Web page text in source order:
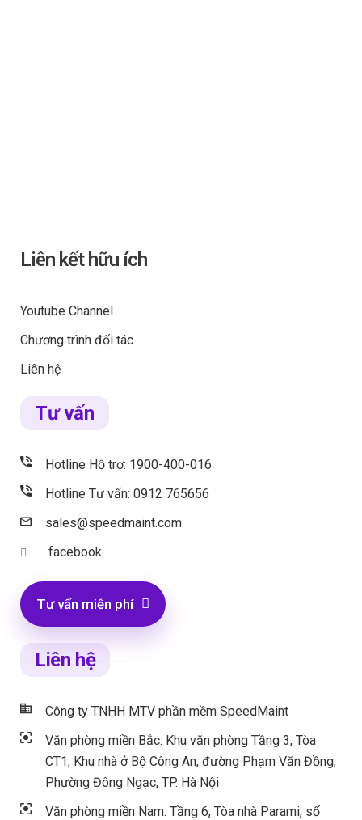
Liên kết hữu ích
Youtube Channel
Chương trình đối tác
Liên hệ
Tư vấn
Hotline Hỗ trợ: 1900-400-016
Hotline Tư vấn: 0912 765656
sales@speedmaint.com
facebook
Tư vấn miễn phí
Liên hệ
Công ty TNHH MTV phần mềm SpeedMaint
Văn phòng miền Bắc: Khu văn phòng Tầng 3, Tòa
CT1, Khu nhà ở Bộ Công An, đường Phạm Văn Đồng,
Phường Đông Ngạc, TP. Hà Nội
Văn phòng miền Nam: Tầng 6, Tòa nhà Parami, số